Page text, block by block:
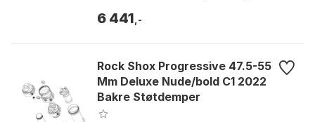
Black / kashima. Stør...
6 441 ,-
Rock Shox Progressive 47.5-55
Mm Deluxe Nude/bold C1 2022
Bakre Støtdemper
Luftpatronsett